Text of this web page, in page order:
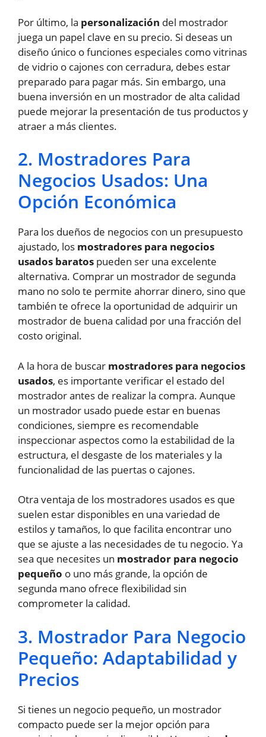
Por último, la personalización del mostrador
juega un papel clave en su precio. Si deseas un
diseño único o funciones especiales como vitrinas
de vidrio o cajones con cerradura, debes estar
preparado para pagar más. Sin embargo, una
buena inversión en un mostrador de alta calidad
puede mejorar la presentación de tus productos y
atraer a más clientes.
2. Mostradores Para
Negocios Usados: Una
Opción Económica
Para los dueños de negocios con un presupuesto
ajustado, los mostradores para negocios
usados baratos pueden ser una excelente
alternativa. Comprar un mostrador de segunda
mano no solo te permite ahorrar dinero, sino que
también te ofrece la oportunidad de adquirir un
mostrador de buena calidad por una fracción del
costo original.
A la hora de buscar mostradores para negocios
usados, es importante verificar el estado del
mostrador antes de realizar la compra. Aunque
un mostrador usado puede estar en buenas
condiciones, siempre es recomendable
inspeccionar aspectos como la estabilidad de la
estructura, el desgaste de los materiales y la
funcionalidad de las puertas o cajones.
Otra ventaja de los mostradores usados es que
suelen estar disponibles en una variedad de
estilos y tamaños, lo que facilita encontrar uno
que se ajuste a las necesidades de tu negocio. Ya
sea que necesites un mostrador para negocio
pequeño o uno más grande, la opción de
segunda mano ofrece flexibilidad sin
comprometer la calidad.
3. Mostrador Para Negocio
Pequeño: Adaptabilidad y
Precios
Si tienes un negocio pequeño, un mostrador
compacto puede ser la mejor opción para